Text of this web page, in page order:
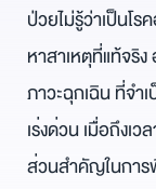
ป่วยไม่รู้ว่าเป็นโร
หาสาเหตุที่แท้จริ
ภาวะฉุกเฉิน ที่จำ
เร่งด่วน เมื่อถึงเ
ส่วนสำคัญในกา